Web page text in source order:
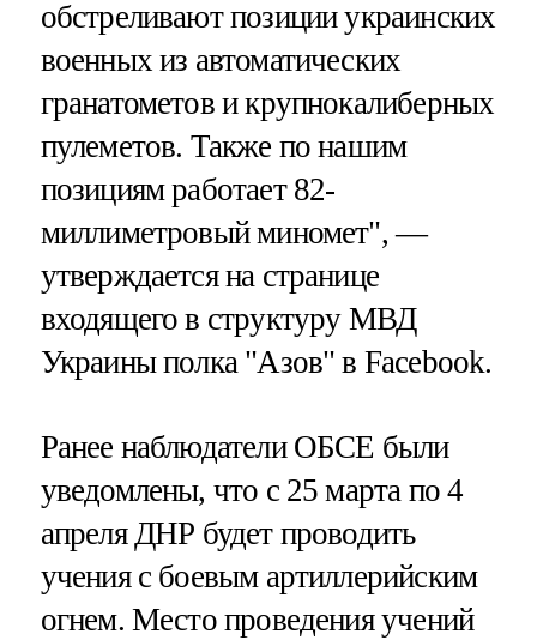
обстреливают позиции украинских
военных из автоматических
гранатометов и крупнокалиберных
пулеметов. Также по нашим
позициям работает 82-
миллиметровый миномет", —
утверждается на странице
входящего в структуру МВД
Украины полка "Азов" в Facebook.
Ранее наблюдатели ОБСЕ были
уведомлены, что с 25 марта по 4
апреля ДНР будет проводить
учения с боевым артиллерийским
огнем. Место проведения учений